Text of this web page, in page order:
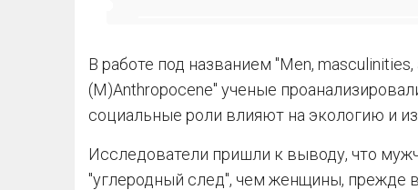
В работе под названием "Men,
(M)Anthropocene" ученые
социальные роли влияют на экологию и
Исследователи пришли к выводу, что
"углеродный след", чем женщины, прежде